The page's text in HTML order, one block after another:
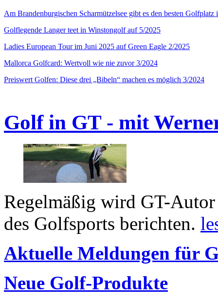
Am Brandenburgischen Scharmützelsee gibt es den besten
Golflegende Langer teet in Winstongolf auf 5/2025
Ladies European Tour im Juni 2025 auf Green Eagle 2/2025
Mallorca Golfcard: Wertvoll wie nie zuvor 3/2024
Preiswert Golfen: Diese drei „Bibeln“ machen es möglich 3/2024
Golf in GT - mit
Regelmäßig wird GT-
des Golfsports berichten.
Aktuelle Meldungen für
Neue Golf-Produkte